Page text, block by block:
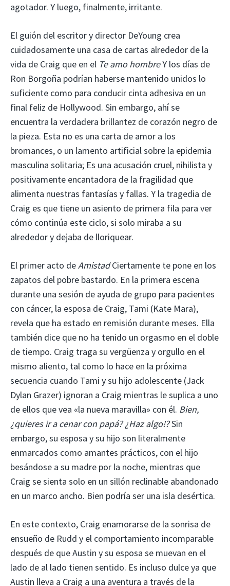
agotador. Y luego, finalmente, irritante.
El guión del escritor y director DeYoung crea
cuidadosamente una casa de cartas alrededor de la
vida de Craig que en el Te amo hombreY los días de
Ron Borgoña podrían haberse mantenido unidos lo
suficiente como para conducir cinta adhesiva en un
final feliz de Hollywood. Sin embargo, ahí se
encuentra la verdadera brillantez de corazón negro de
la pieza. Esta no es una carta de amor a los
bromances, o un lamento artificial sobre la epidemia
masculina solitaria; Es una acusación cruel, nihilista y
positivamente encantadora de la fragilidad que
alimenta nuestras fantasías y fallas. Y la tragedia de
Craig es que tiene un asiento de primera fila para ver
cómo continúa este ciclo, si solo miraba a su
alrededor y dejaba de lloriquear.
El primer acto deAmistadCiertamente te pone en los
zapatos del pobre bastardo. En la primera escena
durante una sesión de ayuda de grupo para pacientes
con cáncer, la esposa de Craig, Tami (Kate Mara),
revela que ha estado en remisión durante meses. Ella
también dice que no ha tenido un orgasmo en el doble
de tiempo. Craig traga su vergüenza y orgullo en el
mismo aliento, tal como lo hace en la próxima
secuencia cuando Tami y su hijo adolescente (Jack
Dylan Grazer) ignoran a Craig mientras le suplica a uno
de ellos que vea «la nueva maravilla» con él. Bien,
¿quieres ir a cenar con papá? ¿Haz algo!?Sin
embargo, su esposa y su hijo son literalmente
enmarcados como amantes prácticos, con el hijo
besándose a su madre por la noche, mientras que
Craig se sienta solo en un sillón reclinable abandonado
en un marco ancho. Bien podría ser una isla desértica.
En este contexto, Craig enamorarse de la sonrisa de
ensueño de Rudd y el comportamiento incomparable
después de que Austin y su esposa se muevan en el
lado de al lado tienen sentido. Es incluso dulce ya que
Austin lleva a Craig a una aventura a través de la